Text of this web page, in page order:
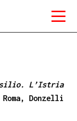
L’Istria
Donzelli